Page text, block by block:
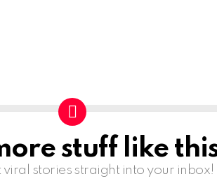
stuff like
viral stories straight into your inbox!